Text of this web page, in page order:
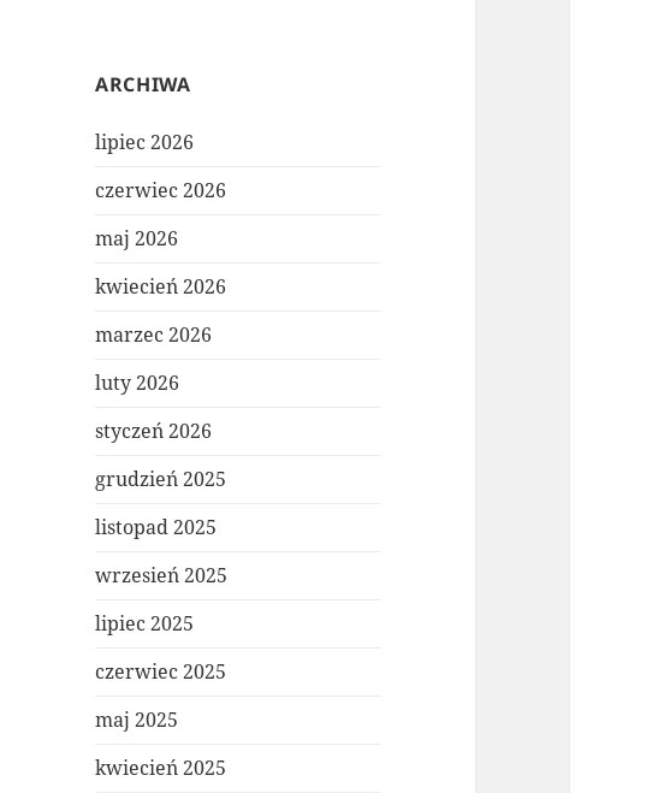
ARCHIWA
lipiec 2026
czerwiec 2026
maj 2026
kwiecień 2026
marzec 2026
luty 2026
styczeń 2026
grudzień 2025
listopad 2025
wrzesień 2025
lipiec 2025
czerwiec 2025
maj 2025
kwiecień 2025